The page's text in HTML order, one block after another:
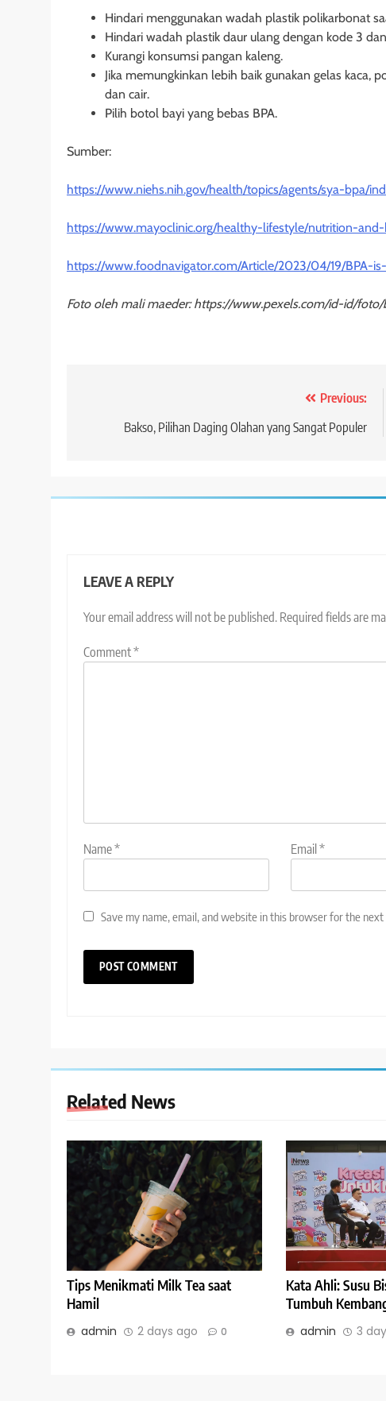
Hindari menggunakan wadah plastik polikarbonat
Hindari wadah plastik daur ulang dengan kode 3
Kurangi konsumsi pangan kaleng.
Jika memungkinkan lebih baik gunakan gelas kaca,
dan cair.
Pilih botol bayi yang bebas BPA.
Sumber:
https://www.niehs.nih.gov/health/topics/agents/sya-bpa/
https://www.mayoclinic.org/healthy-lifestyle/nutrition-
https://www.foodnavigator.com/Article/2023/04/19/
Foto oleh mali maeder: https://www.pexels.com/id-id/
navigation
Previous:
Bakso, Pilihan Daging Olahan yang Sangat Populer
LEAVE A REPLY
Your email address will not be published. Required fields are
Comment*
Name* Email *
Save my name, email, and website in this browser for the
Related News
Tips Menikmati Milk Tea saat
Hamil
admin 2 days ago 0
Kata Ahli: Susu
Tumbuh
admin 3